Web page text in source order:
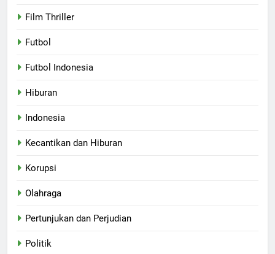
Film Thriller
Futbol
Futbol Indonesia
Hiburan
Indonesia
Kecantikan dan Hiburan
Korupsi
Olahraga
Pertunjukan dan Perjudian
Politik